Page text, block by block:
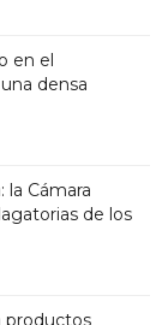
en el
densa
la Cámara
de los
productos